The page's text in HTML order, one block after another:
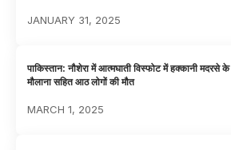
JANUARY 31, 2025
पाकिस्तान: नौशेरा में आत्मघाती विस्फोट में हक्कानी मदरसे के
मौलाना सहित आठ लोगों की मौत
MARCH 1, 2025